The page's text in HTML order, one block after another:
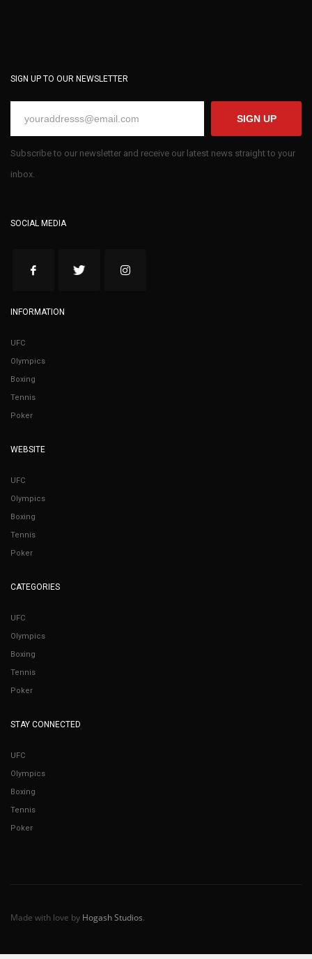
SIGN UP TO OUR NEWSLETTER
SIGN UP
Subscribe to our newsletter and receive our latest news straight to your
inbox.
SOCIAL MEDIA
INFORMATION
UFC
Olympics
Boxing
Tennis
Poker
WEBSITE
UFC
Olympics
Boxing
Tennis
Poker
CATEGORIES
UFC
Olympics
Boxing
Tennis
Poker
STAY CONNECTED
UFC
Olympics
Boxing
Tennis
Poker
Made with love by Hogash Studios.